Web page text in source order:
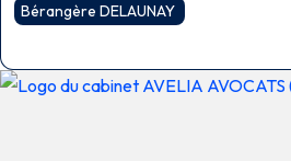
Bérangère DELAUNAY